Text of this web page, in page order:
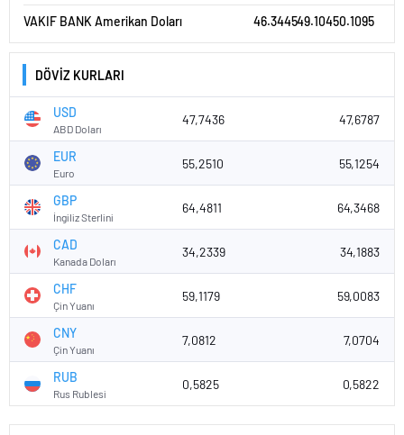
13. Tem 20. Tem 27. Tem 3. Ağu
46.75
45
48
USD - TRY 6 Aylık Grafik Tablosu
46
VAKIF BANK Amerikan Doları 46.344549.10450.1095
DÖVİZ KURLARI
USD
ABD Doları
47,7436 47,6787
EUR
Euro
55,2510 55,1254
GBP
İngiliz Sterlini
64,4811 64,3468
CAD
Kanada Doları
34,2339 34,1883
CHF
Çin Yuanı
59,1179 59,0083
CNY
Çin Yuanı
7,0812 7,0704
RUB
Rus Rublesi
0,5825 0,5822